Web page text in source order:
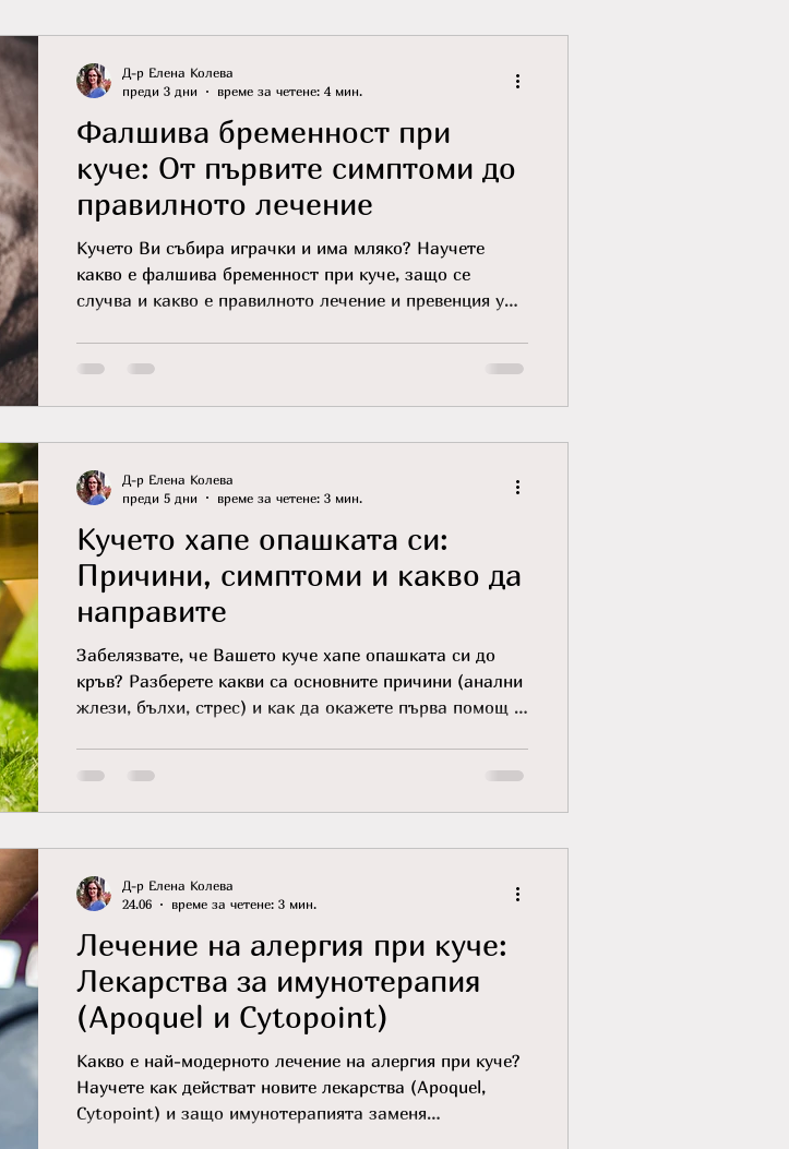
Породи котки
Фалшива бременност при
куче: От първите симптоми до
правилното лечение
Кучето Ви събира играчки и има мляко? Научете
какво е фалшива бременност при куче, защо се
случва и какво е правилното лечение и превенция у
Д-р Елена Колева
преди 3 дни
време за четене: 4 мин.
Кучето хапе опашката си:
Причини, симптоми и какво да
направите
Забелязвате, че Вашето куче хапе опашката си до
кръв? Разберете какви са основните причини (анални
жлези, бълхи, стрес) и как да окажете първа помощ у
Д-р Елена Колева
преди 5 дни
време за четене: 3 мин.
Лечение на алергия при куче:
Лекарства за имунотерапия
(Apoquel и Cytopoint)
Какво е най-модерното лечение на алергия при куче?
Научете как действат новите лекарства (Apoquel,
Cytopoint) и защо имунотерапията заменя
Д-р Елена Колева
24.06
време за четене: 3 мин.